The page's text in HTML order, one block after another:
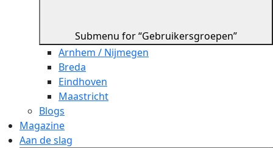
Submenu for “Gebruikersgroepen”
Arnhem / Nijmegen
Breda
Eindhoven
Maastricht
Blogs
Magazine
Aan de slag